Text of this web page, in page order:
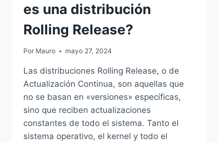
es una distribución
Rolling Release?
Por Mauro mayo 27, 2024
Las distribuciones Rolling Release, o de
Actualización Continua, son aquellas que
no se basan en «versiones» específicas,
sino que reciben actualizaciones
constantes de todo el sistema. Tanto el
sistema operativo, el kernel y todo el